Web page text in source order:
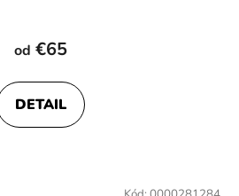
od €65
DETAIL